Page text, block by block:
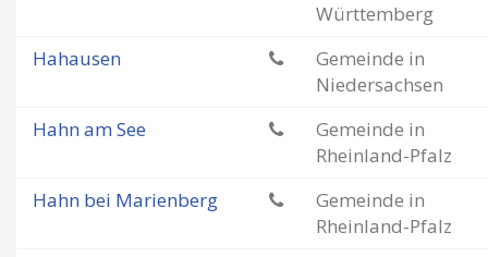
Württemberg
Hahausen
Gemeinde in
Niedersachsen
Hahn am See
Gemeinde in
Rheinland-Pfalz
Hahn bei Marienberg
Gemeinde in
Rheinland-Pfalz